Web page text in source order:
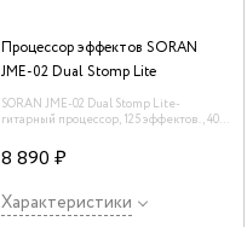
Процессор эффектов SORAN
JME-02 Dual Stomp Lite
SORAN JME-02 Dual Stomp Lite-
гитарный процессор, 125 эффектов., 40
8 890 ₽
Характеристики